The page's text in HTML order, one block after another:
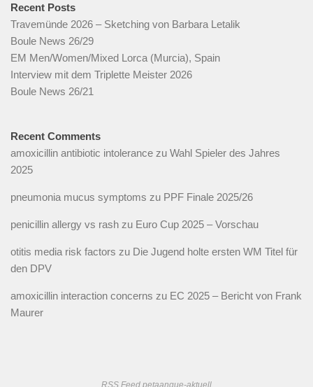
Recent Posts
Travemünde 2026 – Sketching von Barbara Letalik
Boule News 26/29
EM Men/Women/Mixed Lorca (Murcia), Spain
Interview mit dem Triplette Meister 2026
Boule News 26/21
Recent Comments
amoxicillin antibiotic intolerance zu Wahl Spieler des Jahres
2025
pneumonia mucus symptoms zu PPF Finale 2025/26
penicillin allergy vs rash zu Euro Cup 2025 – Vorschau
otitis media risk factors zu Die Jugend holte ersten WM Titel für
den DPV
amoxicillin interaction concerns zu EC 2025 – Bericht von Frank
Maurer